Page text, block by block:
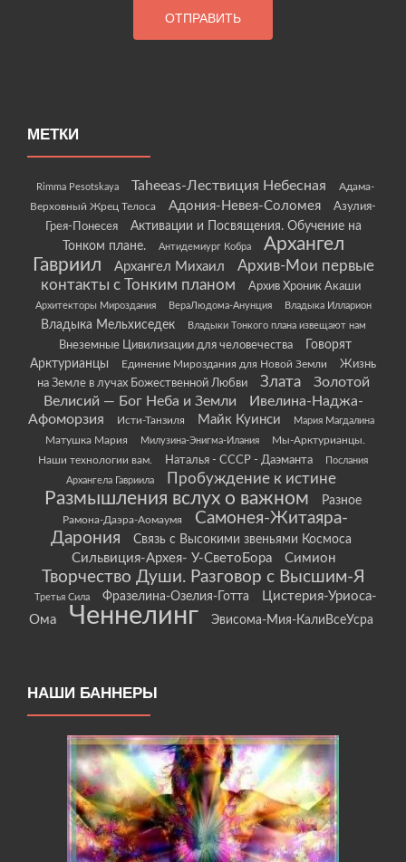
МЕТКИ
Rimma Pesotskaya Taheeas-Лествиция Небесная
Адама-
Верховный Жрец Телоса
Адония-Невея-Соломея
Азулия-
Грея-Понесея
Активации и Посвящения. Обучение на
Тонком плане.
Антидемиург Кобра
Архангел
Гавриил
Архангел Михаил
Архив-Мои первые
контакты с Тонким планом
Архив Хроник Акаши
Архитекторы Мироздания ВераЛюдома-Анунция Владыка Илларион
Владыка Мельхиседек Владыки Тонкого плана извещают нам
Внеземные Цивилизации для человечества
Говорят
Арктурианцы
Единение Мироздания для Новой Земли
Жизнь
на Земле в лучах Божественной Любви
Злата
Золотой
Велисий — Бог Неба и Земли
Ивелина-Наджа-
Афоморзия
Исти-Танзиля Майк Куинси Мария Магдалина
Матушка Мария Милузина-Энигма-Илания
Мы-Арктурианцы.
Наши технологии вам.
Наталья - СССР - Даэманта
Послания
Архангела Гавриила
Пробуждение к истине
Размышления вслух о важном Разное
Рамона-Даэра-Аомаумя
Самонея-Житаяра-
Дарония
Связь с Высокими звеньями Космоса
Сильвиция-Архея- У-СветоБора Симион
Творчество Души. Разговор с Высшим-Я
Третья Сила Фразелина-Озелия-Готта
Цистерия-Уриоса-
Ома
Ченнелинг Эвисома-Мия-КалиВсеУсра
НАШИ БАННЕРЫ